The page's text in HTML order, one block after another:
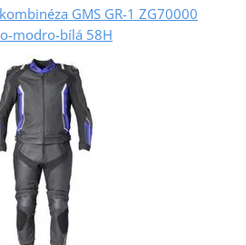
GMS GR-1 ZG70000
modro-bílá 58H